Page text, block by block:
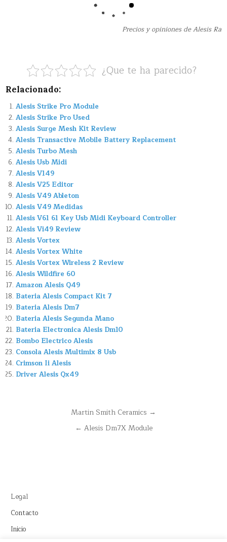
Precios y opiniones de Alesis Ra
¿Que te ha parecido?
Relacionado:
Alesis Strike Pro Module
Alesis Strike Pro Used
Alesis Surge Mesh Kit Review
Alesis Transactive Mobile Battery Replacement
Alesis Turbo Mesh
Alesis Usb Midi
Alesis V149
Alesis V25 Editor
Alesis V49 Ableton
Alesis V49 Medidas
Alesis V61 61 Key Usb Midi Keyboard Controller
Alesis Vi49 Review
Alesis Vortex
Alesis Vortex White
Alesis Vortex Wireless 2 Review
Alesis Wildfire 60
Amazon Alesis Q49
Bateria Alesis Compact Kit 7
Bateria Alesis Dm7
Bateria Alesis Segunda Mano
Bateria Electronica Alesis Dm10
Bombo Electrico Alesis
Consola Alesis Multimix 8 Usb
Crimson Ii Alesis
Driver Alesis Qx49
NavegaciónMartin Smith Ceramics →
← Alesis Dm7X Module
Legal
Contacto
Inicio